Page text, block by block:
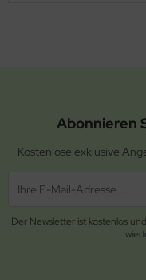
Abonnieren
Kostenlose exklusive
Der Newsletter ist kostenlos